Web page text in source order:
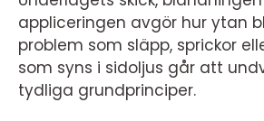
appliceringen avgör hur ytan
problem som släpp, sprickor
som syns i sidoljus går att
tydliga grundprinciper.